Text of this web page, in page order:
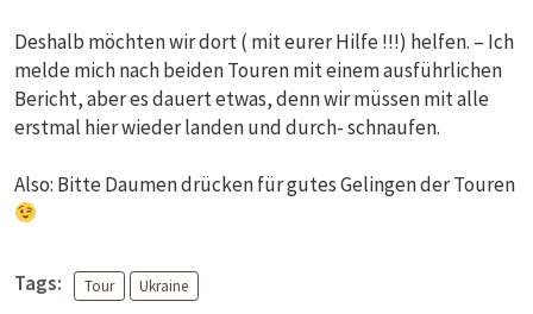
Deshalb möchten wir dort ( mit eurer Hilfe !!!) helfen. – Ich
melde mich nach beiden Touren mit einem ausführlichen
Bericht, aber es dauert etwas, denn wir müssen mit alle
erstmal hier wieder landen und durch- schnaufen.
Also: Bitte Daumen drücken für gutes Gelingen der Touren
Tags: Tour Ukraine